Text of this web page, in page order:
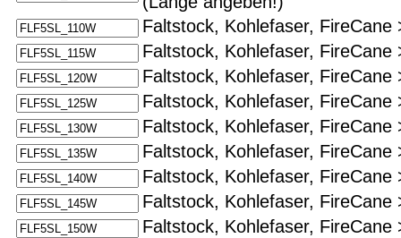
Faltstock, Kohlefaser,
Faltstock, Kohlefaser,
Faltstock, Kohlefaser,
Faltstock, Kohlefaser,
Faltstock, Kohlefaser,
Faltstock, Kohlefaser,
Faltstock, Kohlefaser,
Faltstock, Kohlefaser,
Faltstock, Kohlefaser,